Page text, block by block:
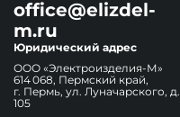
office@elizdel-
m.ru
Юридический адрес
ООО «Электроизделия-М»
614 068, Пермский край,
г. Пермь, ул. Луначарского, д.
105